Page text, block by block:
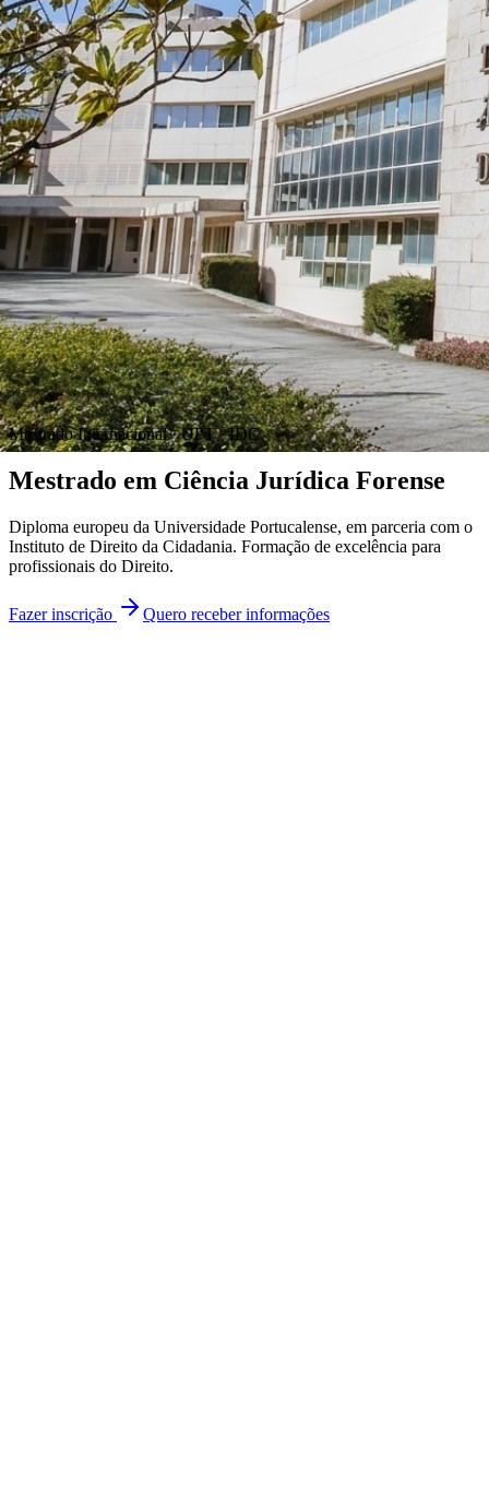
Mestrado Internacional · UPT · IDC
Mestrado em Ciência Jurídica Forense
Diploma europeu da Universidade Portucalense, em parceria com o
Instituto de Direito da Cidadania. Formação de excelência para
profissionais do Direito.
Fazer inscrição
Quero receber informações